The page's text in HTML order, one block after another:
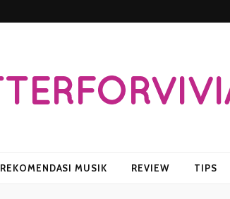
REKOMENDASI MUSIK REVIEW TIPS